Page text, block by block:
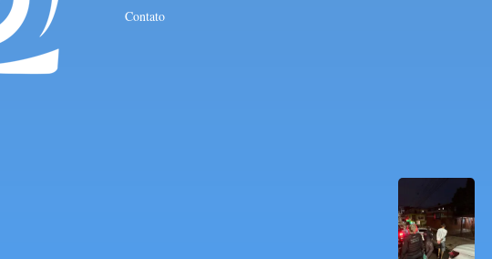
Contato